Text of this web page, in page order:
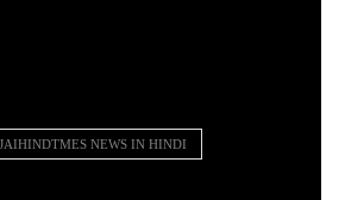
NEWS IN HINDI